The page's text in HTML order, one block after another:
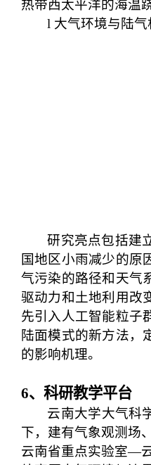
热带西太平洋的海温
l 大气环境与陆气
研究亮点包括建
国地区小雨减少的原
气污染的路径和天气
驱动力和土地利用改
先引入人工智能粒子
陆面模式的新方法，
的影响机理。
6、科研教学平台
云南大学大气科
下， 建有气象观测场
云南省重点实验室—